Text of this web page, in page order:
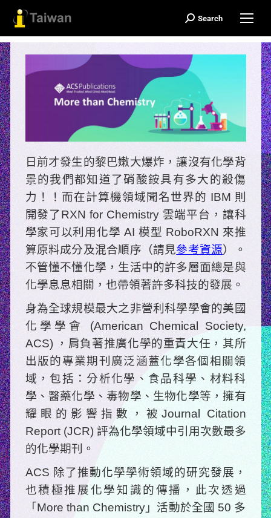
Search:
Search
日前才發生的黎巴嫩大爆炸，讓沒有化學背
景的我們都知道了硝酸銨具有多大的殺傷
力！！而在計算機領域聞名世界的 IBM 則
開發了RXN for Chemistry 雲端平台，讓科
學家可以利用化學 AI 模型 RoboRXN 來推
算原料成分及混合順序（請見參考資源）。
不管懂不懂化學，生活中的許多層面總是與
化學息息相關，也帶領著許多科技的發展。
身為全球規模最大之非營利科學學會的美國
化學學會 (American Chemical Society,
ACS) ，肩負著推廣化學的重責大任，其所
出版的專業期刊廣泛涵蓋化學各個相關領
域，包括：分析化學、食品科學、材料科
學、醫藥化學、毒物學、生物化學等，擁有
耀眼的影響指數，被Journal Citation
Report (JCR) 評為化學領域中引用次數最多
的化學期刊。
ACS 除了推動化學學術領域的研究發展，
也積極推展化學知識的傳播，此次透過
「More than Chemistry」活動於全國 50 多